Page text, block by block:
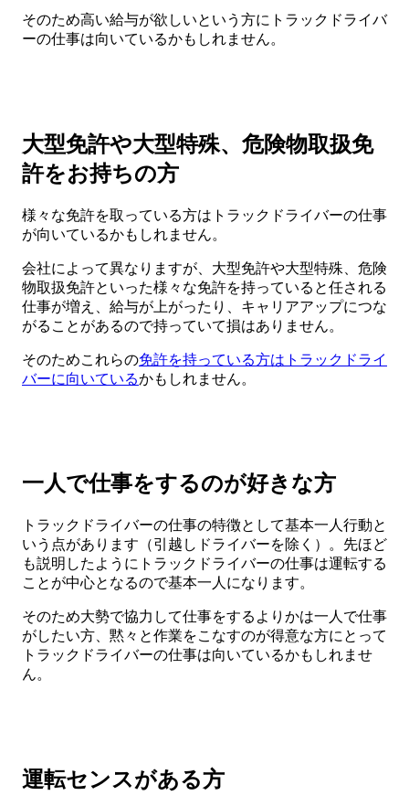
そのため高い給与が欲しいという方にトラックドライバ
ーの仕事は向いているかもしれません。
大型免許や大型特殊、危険物取扱免
許をお持ちの方
様々な免許を取っている方はトラックドライバーの仕事
が向いているかもしれません。
会社によって異なりますが、大型免許や大型特殊、危険
物取扱免許といった様々な免許を持っていると任される
仕事が増え、給与が上がったり、キャリアアップにつな
がることがあるので持っていて損はありません。
そのためこれらの免許を持っている方はトラックドライ
バーに向いているかもしれません。
一人で仕事をするのが好きな方
トラックドライバーの仕事の特徴として基本一人行動と
いう点があります（引越しドライバーを除く）。先ほど
も説明したようにトラックドライバーの仕事は運転する
ことが中心となるので基本一人になります。
そのため大勢で協力して仕事をするよりかは一人で仕事
がしたい方、黙々と作業をこなすのが得意な方にとって
トラックドライバーの仕事は向いているかもしれませ
ん。
運転センスがある方